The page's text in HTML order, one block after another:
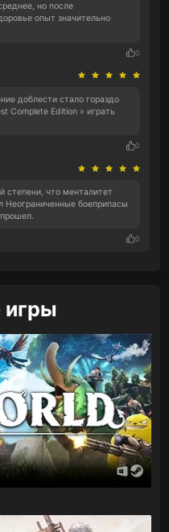
но после
опыт значительно
0
доблести стало гораздо
Complete Edition » играть
0
степени, что менталитет
Неограниченные боеприпасы
0